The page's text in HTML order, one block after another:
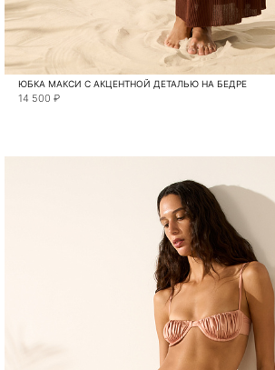
ЮБКА МАКСИ С АКЦЕНТНОЙ ДЕТАЛЬЮ НА БЕДРЕ
14 500 ₽